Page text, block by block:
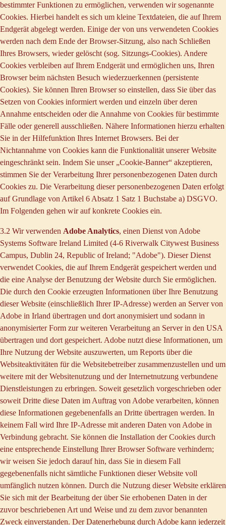
bestimmter Funktionen zu ermöglichen, verwenden wir sogenannte
Cookies. Hierbei handelt es sich um kleine Textdateien, die auf Ihrem
Endgerät abgelegt werden. Einige der von uns verwendeten Cookies
werden nach dem Ende der Browser-Sitzung, also nach Schließen
Ihres Browsers, wieder gelöscht (sog. Sitzungs-Cookies). Andere
Cookies verbleiben auf Ihrem Endgerät und ermöglichen uns, Ihren
Browser beim nächsten Besuch wiederzuerkennen (persistente
Cookies). Sie können Ihren Browser so einstellen, dass Sie über das
Setzen von Cookies informiert werden und einzeln über deren
Annahme entscheiden oder die Annahme von Cookies für bestimmte
Fälle oder generell ausschließen. Nähere Informationen hierzu erhalten
Sie in der Hilfefunktion Ihres Internet Browsers. Bei der
Nichtannahme von Cookies kann die Funktionalität unserer Website
eingeschränkt sein. Indem Sie unser „Cookie-Banner“ akzeptieren,
stimmen Sie der Verarbeitung Ihrer personenbezogenen Daten durch
Cookies zu. Die Verarbeitung dieser personenbezogenen Daten erfolgt
auf Grundlage von Artikel 6 Absatz 1 Satz 1 Buchstabe a) DSGVO.
Im Folgenden gehen wir auf konkrete Cookies ein.
3.2 Wir verwenden Adobe Analytics, einen Dienst von Adobe
Systems Software Ireland Limited (4-6 Riverwalk Citywest Business
Campus, Dublin 24, Republic of Ireland; "Adobe"). Dieser Dienst
verwendet Cookies, die auf Ihrem Endgerät gespeichert werden und
die eine Analyse der Benutzung der Website durch Sie ermöglichen.
Die durch den Cookie erzeugten Informationen über Ihre Benutzung
dieser Website (einschließlich Ihrer IP-Adresse) werden an Server von
Adobe in Irland übertragen und dort anonymisiert und sodann in
anonymisierter Form zur weiteren Verarbeitung an Server in den USA
übertragen und dort gespeichert. Adobe nutzt diese Informationen, um
Ihre Nutzung der Website auszuwerten, um Reports über die
Websiteaktivitäten für die Websitebetreiber zusammenzustellen und um
weitere mit der Websitenutzung und der Internetnutzung verbundene
Dienstleistungen zu erbringen. Soweit gesetzlich vorgeschrieben oder
soweit Dritte diese Daten im Auftrag von Adobe verarbeiten, können
diese Informationen gegebenenfalls an Dritte übertragen werden. In
keinem Fall wird Ihre IP-Adresse mit anderen Daten von Adobe in
Verbindung gebracht. Sie können die Installation der Cookies durch
eine entsprechende Einstellung Ihrer Browser Software verhindern;
wir weisen Sie jedoch darauf hin, dass Sie in diesem Fall
gegebenenfalls nicht sämtliche Funktionen dieser Website voll
umfänglich nutzen können. Durch die Nutzung dieser Website erklären
Sie sich mit der Bearbeitung der über Sie erhobenen Daten in der
zuvor beschriebenen Art und Weise und zu dem zuvor benannten
Zweck einverstanden. Der Datenerhebung durch Adobe kann jederzeit